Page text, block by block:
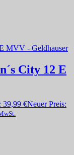
City 12 E
39,99 €Neuer Preis: